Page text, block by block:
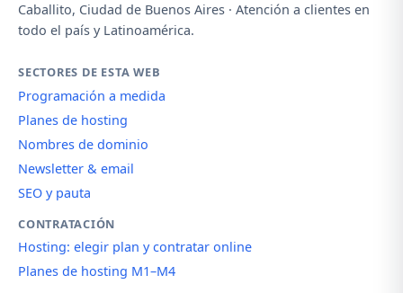
Caballito, Ciudad de Buenos Aires · Atención a clientes en
todo el país y Latinoamérica.
SECTORES DE ESTA WEB
Programación a medida
Planes de hosting
Nombres de dominio
Newsletter & email
SEO y pauta
CONTRATACIÓN
Hosting: elegir plan y contratar online
Planes de hosting M1–M4